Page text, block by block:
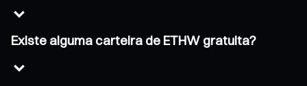
Existe alguma carteira de ETHW gratuita?